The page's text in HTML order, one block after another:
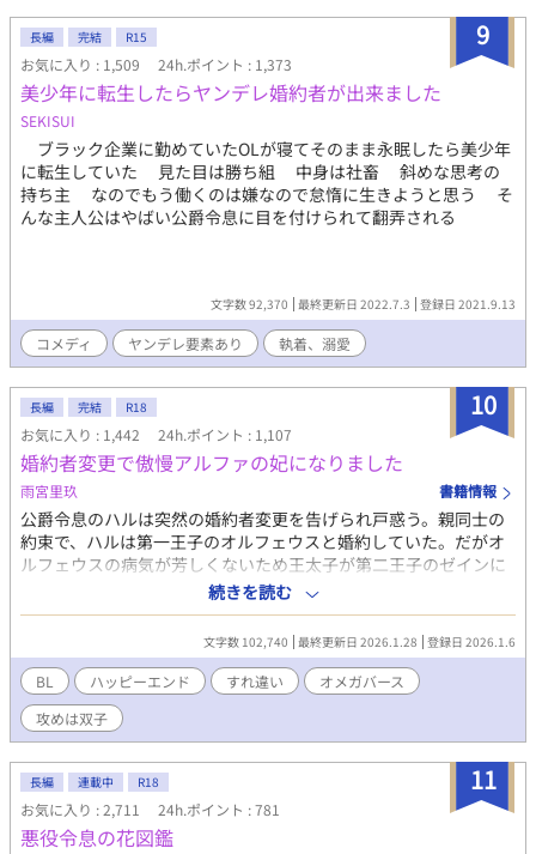
9
長編 完結 R15
お気に入り : 1,509 24h.ポイント : 1,373
美少年に転生したらヤンデレ婚約者が出来ました
SEKISUI
ブラック企業に勤めていたOLが寝てそのまま永眠したら美少年
に転生していた 見た目は勝ち組 中身は社畜 斜めな思考の
持ち主 なのでもう働くのは嫌なので怠惰に生きようと思う そ
んな主人公はやばい公爵令息に目を付けられて翻弄される
文字数 92,370 最終更新日 2022.7.3 登録日 2021.9.13
コメディ ヤンデレ要素あり 執着、溺愛
10
長編 完結 R18
お気に入り : 1,442 24h.ポイント : 1,107
婚約者変更で傲慢アルファの妃になりました
雨宮里玖 書籍情報
公爵令息のハルは突然の婚約者変更を告げられ戸惑う。親同士の
約束で、ハルは第一王子のオルフェウスと婚約していた。だがオ
ルフェウスの病気が芳しくないため王太子が第二王子のゼインに
変更となり、それに伴ってハルの婚約者も変更になったのだ。 昔
は一緒に仲良く遊んだはずなのに、無愛想で冷たいゼインはハル
のことを嫌っている。穏やかで優しいオルフェウスから、冷酷な
ゼインに婚約者が変わると聞いてハルは涙する。それでも家のた
めに役に立ちたい、王太子妃としてゼインを一途に愛し、尽くし
たいと運命を受け入れる覚悟をする。 婚礼式のときからハルに冷
たく傲慢な態度のゼイン。ハルは負けじと王太子妃としての役割
を果たすべくゼインに迫る。初夜のとき「抱いてください」とゼ
インに色仕掛けをするが「お前を抱く気はない」とゼインに一蹴
されてしまう——。
続きを読む
文字数 102,740 最終更新日 2026.1.28 登録日 2026.1.6
BL ハッピーエンド すれ違い
オメガバース
攻めは双子
11
長編 連載中 R18
お気に入り : 2,711 24h.ポイント : 781
悪役令息の花図鑑